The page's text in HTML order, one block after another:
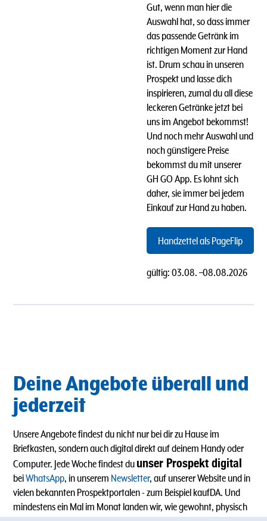
Gut, wenn man hier die
Auswahl hat, so dass immer
das passende Getränk im
richtigen Moment zur Hand
ist. Drum schau in unseren
Prospekt und lasse dich
inspirieren, zumal du all diese
leckeren Getränke jetzt bei
uns im Angebot bekommst!
Und noch mehr Auswahl und
noch günstigere Preise
bekommst du mit unserer
GH GO App. Es lohnt sich
daher, sie immer bei jedem
Einkauf zur Hand zu haben.
Handzettel als PageFlip
gültig: 03.08. –08.08.2026
Deine Angebote überall und
jederzeit
Unsere Angebote findest du nicht nur bei dir zu Hause im
Briefkasten, sondern auch digital direkt auf deinem Handy oder
Computer. Jede Woche findest du unser Prospekt digital
beiWhatsApp, in unserem Newsletter, auf unserer Website und in
vielen bekannten Prospektportalen - zum Beispiel kaufDA. Und
mindestens ein Mal im Monat landen wir, wie gewohnt, physisch